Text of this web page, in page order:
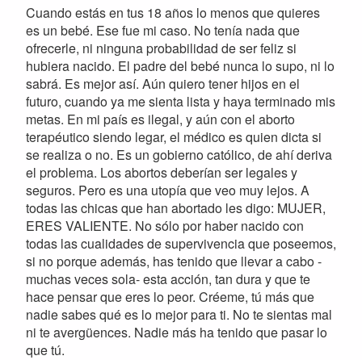
Cuando estás en tus 18 años lo menos que quieres
es un bebé. Ese fue mi caso. No tenía nada que
ofrecerle, ni ninguna probabilidad de ser feliz si
hubiera nacido. El padre del bebé nunca lo supo, ni lo
sabrá. Es mejor así. Aún quiero tener hijos en el
futuro, cuando ya me sienta lista y haya terminado mis
metas. En mi país es ilegal, y aún con el aborto
terapéutico siendo legar, el médico es quien dicta si
se realiza o no. Es un gobierno católico, de ahí deriva
el problema. Los abortos deberían ser legales y
seguros. Pero es una utopía que veo muy lejos. A
todas las chicas que han abortado les digo: MUJER,
ERES VALIENTE. No sólo por haber nacido con
todas las cualidades de supervivencia que poseemos,
si no porque además, has tenido que llevar a cabo -
muchas veces sola- esta acción, tan dura y que te
hace pensar que eres lo peor. Créeme, tú más que
nadie sabes qué es lo mejor para ti. No te sientas mal
ni te avergüences. Nadie más ha tenido que pasar lo
que tú.